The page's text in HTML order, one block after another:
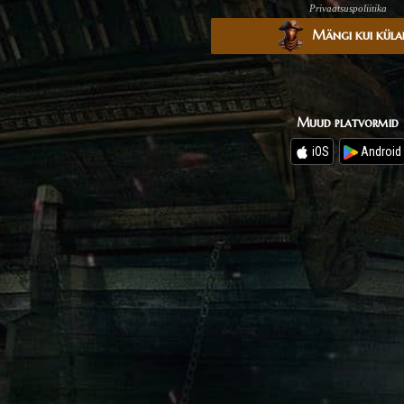
Privaatsuspoliitika
Mängi kui
Muud platvormid
iOS Android